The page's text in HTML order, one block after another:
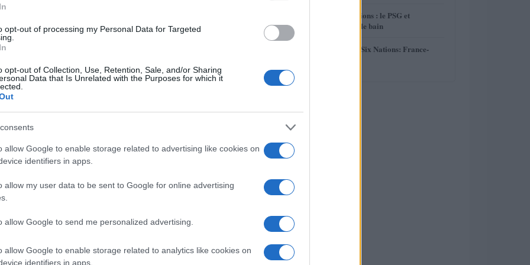
opt-out of processing my Personal Data for Targeted
opt-out of Collection, Use, Retention, Sale, and/or Sharing
Data that Is Unrelated with the Purposes for which it
allow Google to enable storage related to advertising like cookies on
identifiers in apps.
allow my user data to be sent to Google for online advertising
allow Google to send me personalized advertising.
allow Google to enable storage related to analytics like cookies on
identifiers in apps.
montre très prudent concernant les attentes autour
de temps pour être performante.
tous avec son titre olympique en 2004 et
Elle sera attendue mais ce qui sera
se préparer pour l’échéance importante qui sont
quotidienL’Equipe.
Ligue des Champions : le PSG et
Montpellier dans le bain
« Finale Tournoi Six Nations: France-